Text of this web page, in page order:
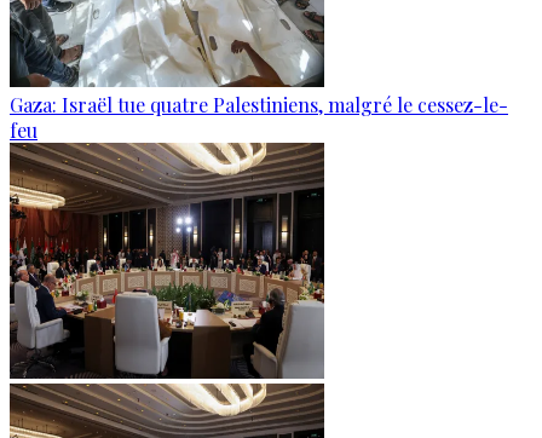
Gaza: Israël tue quatre Palestiniens, malgré le cessez-le-
feu